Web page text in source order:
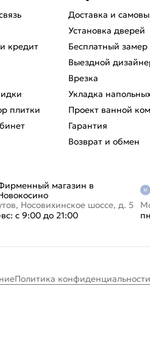
кредит
плитки
Доставка и
Установка дверей
Бесплатный замер
Выездной
Врезка
Укладка
Проект ванной
Гарантия
Возврат и обмен
магазин в
Носовихинское шоссе, д. 5
с 9:00 до 21:00
Политика конфиденциальности